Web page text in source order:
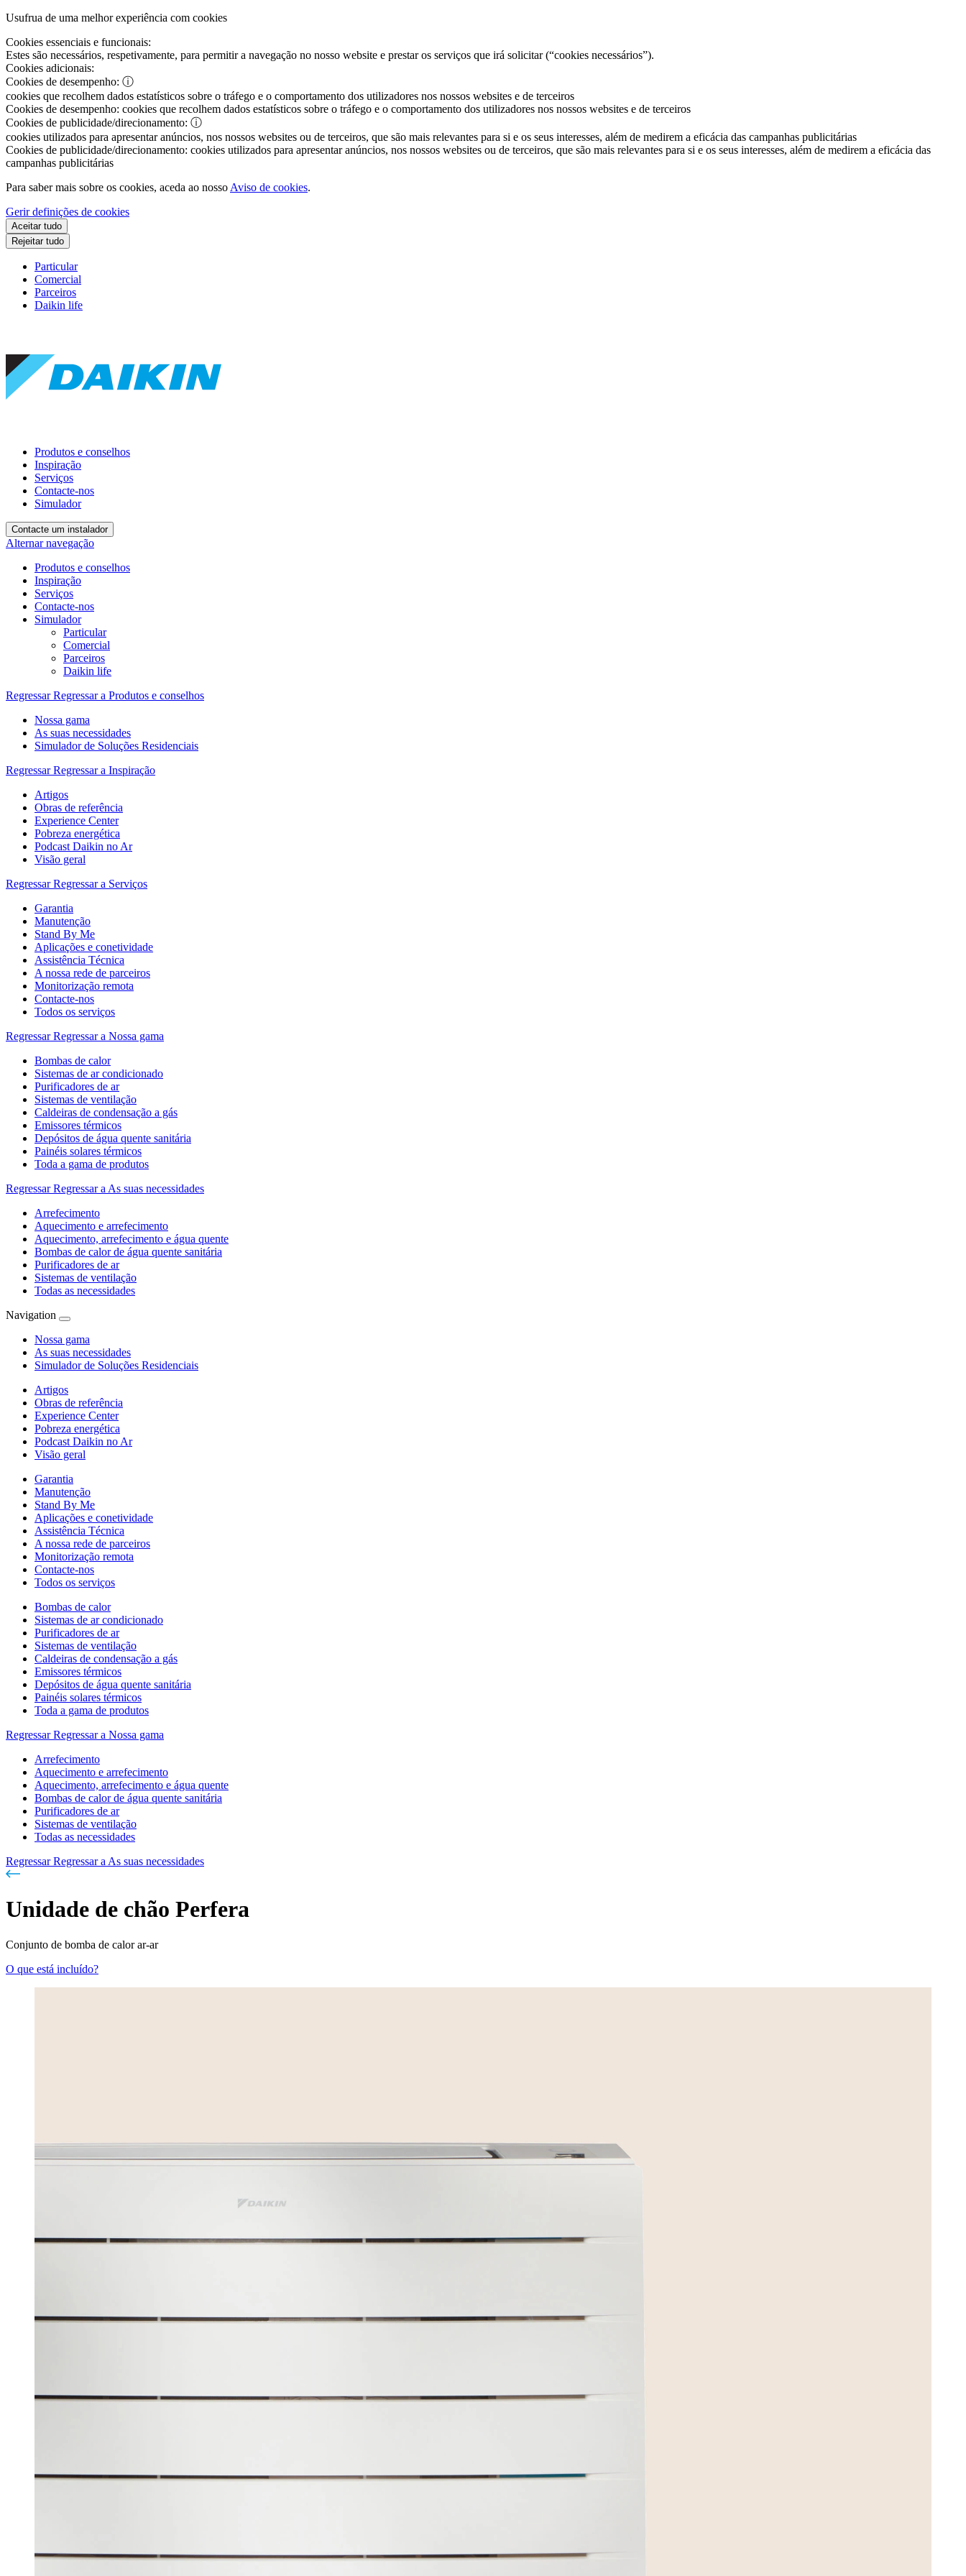
Usufrua de uma melhor experiência com cookies
Cookies essenciais e funcionais:
Estes são necessários, respetivamente, para permitir a navegação no nosso website e prestar os serviços que irá solicitar (“cookies necessários”).
Cookies adicionais:
Cookies de desempenho: ⓘ
cookies que recolhem dados estatísticos sobre o tráfego e o comportamento dos utilizadores nos nossos websites e de terceiros
Cookies de desempenho: cookies que recolhem dados estatísticos sobre o tráfego e o comportamento dos utilizadores nos nossos websites e de terceiros
Cookies de publicidade/direcionamento: ⓘ
cookies utilizados para apresentar anúncios, nos nossos websites ou de terceiros, que são mais relevantes para si e os seus interesses, além de medirem a eficácia das campanhas publicitárias
Cookies de publicidade/direcionamento: cookies utilizados para apresentar anúncios, nos nossos websites ou de terceiros, que são mais relevantes para si e os seus interesses, além de medirem a eficácia das
campanhas publicitárias
Para saber mais sobre os cookies, aceda ao nosso Aviso de cookies.
Gerir definições de cookies
Aceitar tudo
Rejeitar tudo
Particular
Comercial
Parceiros
Daikin life
Produtos e conselhos
Inspiração
Serviços
Contacte-nos
Simulador
Contacte um instalador
Alternar navegação
Produtos e conselhos
Inspiração
Serviços
Contacte-nos
Simulador
Particular
Comercial
Parceiros
Daikin life
Regressar Regressar a Produtos e conselhos
Nossa gama
As suas necessidades
Simulador de Soluções Residenciais
Regressar Regressar a Inspiração
Artigos
Obras de referência
Experience Center
Pobreza energética
Podcast Daikin no Ar
Visão geral
Regressar Regressar a Serviços
Garantia
Manutenção
Stand By Me
Aplicações e conetividade
Assistência Técnica
A nossa rede de parceiros
Monitorização remota
Contacte-nos
Todos os serviços
Regressar Regressar a Nossa gama
Bombas de calor
Sistemas de ar condicionado
Purificadores de ar
Sistemas de ventilação
Caldeiras de condensação a gás
Emissores térmicos
Depósitos de água quente sanitária
Painéis solares térmicos
Toda a gama de produtos
Regressar Regressar a As suas necessidades
Arrefecimento
Aquecimento e arrefecimento
Aquecimento, arrefecimento e água quente
Bombas de calor de água quente sanitária
Purificadores de ar
Sistemas de ventilação
Todas as necessidades
Navigation
Nossa gama
As suas necessidades
Simulador de Soluções Residenciais
Artigos
Obras de referência
Experience Center
Pobreza energética
Podcast Daikin no Ar
Visão geral
Garantia
Manutenção
Stand By Me
Aplicações e conetividade
Assistência Técnica
A nossa rede de parceiros
Monitorização remota
Contacte-nos
Todos os serviços
Bombas de calor
Sistemas de ar condicionado
Purificadores de ar
Sistemas de ventilação
Caldeiras de condensação a gás
Emissores térmicos
Depósitos de água quente sanitária
Painéis solares térmicos
Toda a gama de produtos
Regressar Regressar a Nossa gama
Arrefecimento
Aquecimento e arrefecimento
Aquecimento, arrefecimento e água quente
Bombas de calor de água quente sanitária
Purificadores de ar
Sistemas de ventilação
Todas as necessidades
Regressar Regressar a As suas necessidades
Unidade de chão Perfera
Conjunto de bomba de calor ar-ar
O que está incluído?